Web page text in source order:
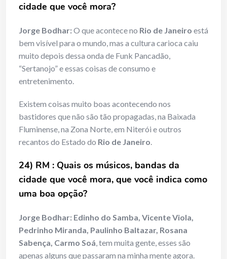
cidade que você mora?
Jorge Bodhar:O que acontece no Rio de Janeiro está
bem visível para o mundo, mas a cultura carioca caiu
muito depois dessa onda de Funk Pancadão,
“Sertanojo” e essas coisas de consumo e
entretenimento.
Existem coisas muito boas acontecendo nos
bastidores que não são tão propagadas, na Baixada
Fluminense, na Zona Norte, em Niterói e outros
recantos do Estado do Rio de Janeiro.
24) RM : Quais os músicos, bandas da
cidade que você mora, que você indica como
uma boa opção?
Jorge Bodhar: Edinho do Samba, Vicente Viola,
Pedrinho Miranda, Paulinho Baltazar, Rosana
Sabença, Carmo Soá, tem muita gente, esses são
apenas alguns que passaram na minha mente agora.